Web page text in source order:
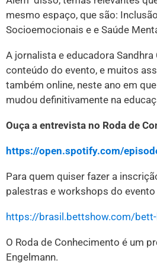
mesmo espaço, que são:
Socioemocionais e e Saúde
A jornalista e educadora
conteúdo do evento, e muitos
também online, neste ano em
mudou definitivamente na
Ouça a entrevista no Roda de
https://open.spotify.com/
Para quem quiser fazer a
palestras e workshops do
https://brasil.bettshow.com/
O Roda de Conhecimento é um
Engelmann.